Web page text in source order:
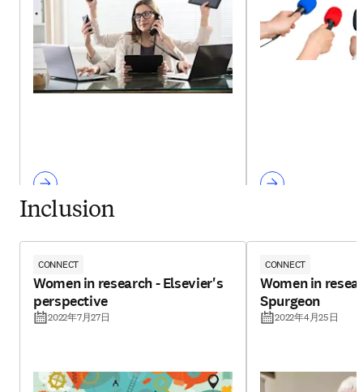
Inclusion
CONNECT
Women in research - Elsevier's
perspective
2022年7月27日
CONNECT
Women in
Spurgeon
2022年4月25日